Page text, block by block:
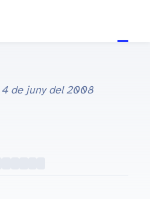
4 de juny del 2008